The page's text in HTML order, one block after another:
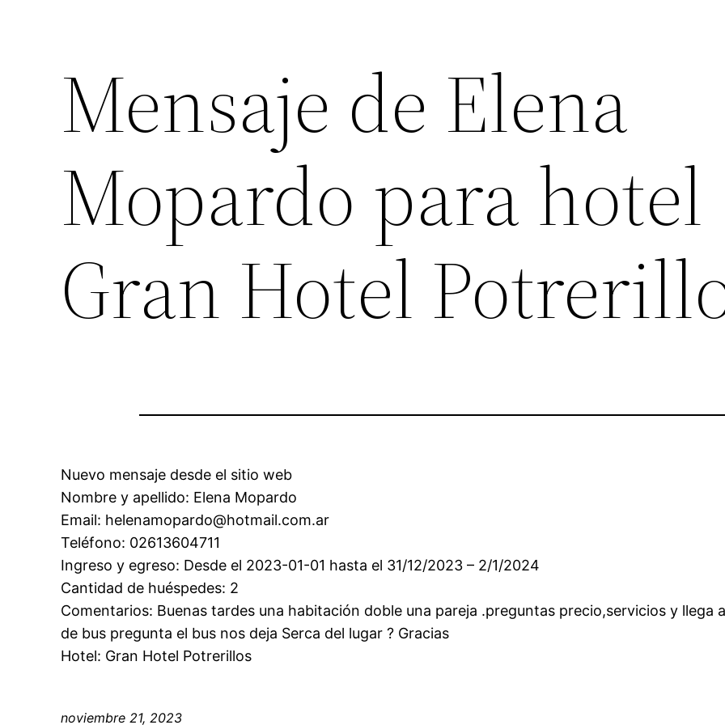
Mensaje de Elena
Mopardo para hotel
Gran Hotel
Nuevo mensaje desde el sitio web
Nombre y apellido: Elena Mopardo
Email: helenamopardo@hotmail.com.ar
Teléfono: 02613604711
Ingreso y egreso: Desde el 2023-01-01 hasta el 31/12/2023 – 2/1/2024
Cantidad de huéspedes: 2
Comentarios: Buenas tardes una habitación doble una pareja .preguntas precio,servicios y llega
de bus pregunta el bus nos deja Serca del lugar ? Gracias
Hotel: Gran Hotel Potrerillos
noviembre 21, 2023